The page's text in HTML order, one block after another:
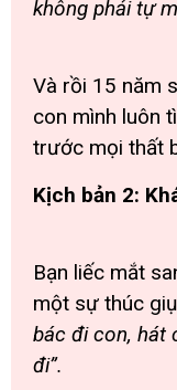
không phải tự
Và rồi 15 năm
con mình luôn
trước mọi thất
Kịch bản 2:
Bạn liếc mắt
một sự thúc
bác đi con, hát
đi”.